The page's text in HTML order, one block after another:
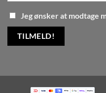
Jeg ønsker at modtage